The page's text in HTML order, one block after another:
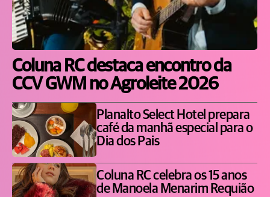
Coluna RC destaca encontro da
CCV GWM no Agroleite 2026
Planalto Select Hotel prepara
café da manhã especial para o
Dia dos Pais
Coluna RC celebra os 15 anos
de Manoela Menarim Requião